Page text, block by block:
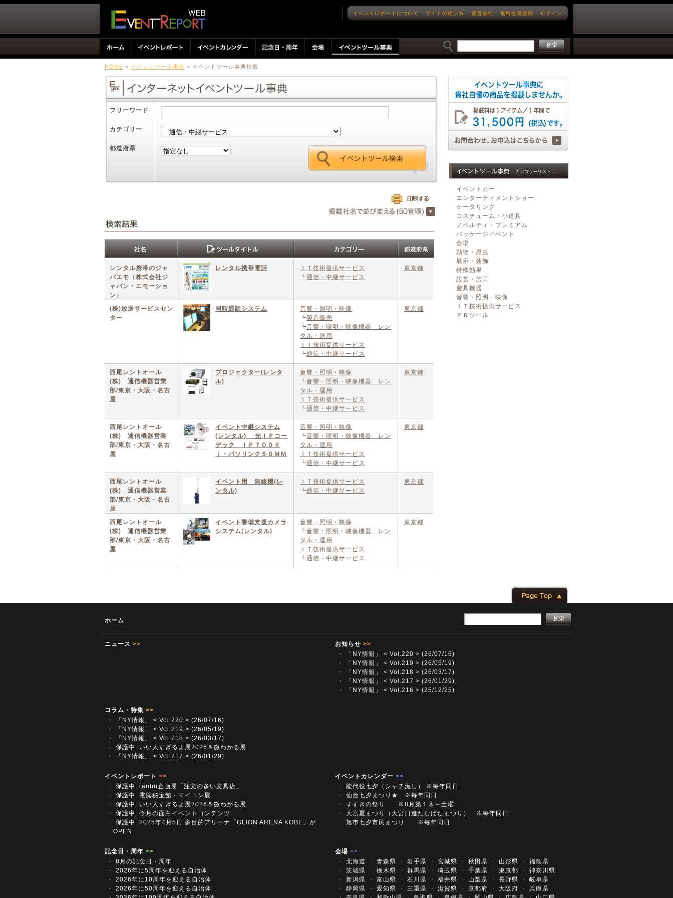
イベントレポートについて サイトの使い方 運営会社 無料会員登録 ログイン
HOME > イベントツール事典 > イベントツール事典検索
フリーワード
カテゴリー
都道府県
レンタル携帯のジャ
パエモ（株式会社ジ
ャパン・エモーショ
ン）
レンタル携帯電話
ＩＴ技術提供サービス
┗通信・中継サービス
東京都
(株)放送サービスセン
ター
同時通訳システム
音響・照明・映像
┗製造販売
┗音響・照明・映像機器 レン
タル・運用
ＩＴ技術提供サービス
┗通信・中継サービス
東京都
西尾レントオール
(株) 通信機器営業
部/東京・大阪・名古
屋
プロジェクター(レンタ
ル)
音響・照明・映像
┗音響・照明・映像機器 レン
タル・運用
ＩＴ技術提供サービス
┗通信・中継サービス
東京都
西尾レントオール
(株) 通信機器営業
部/東京・大阪・名古
屋
イベント中継システム
(レンタル) 光ＩＰコー
デック ＩＰ７００Ⅱ
ｊ・パソリンク５０ＭＭ
音響・照明・映像
┗音響・照明・映像機器 レン
タル・運用
ＩＴ技術提供サービス
┗通信・中継サービス
東京都
西尾レントオール
(株) 通信機器営業
部/東京・大阪・名古
屋
イベント用 無線機(レ
ンタル)
ＩＴ技術提供サービス
┗通信・中継サービス
東京都
西尾レントオール
(株) 通信機器営業
部/東京・大阪・名古
屋
イベント警備支援カメラ
システム(レンタル)
音響・照明・映像
┗音響・照明・映像機器 レン
タル・運用
ＩＴ技術提供サービス
┗通信・中継サービス
東京都
イベントカー
エンターティメントショー
ケータリング
コスチューム・小道具
ノベルティ・プレミアム
パッケージイベント
会場
動物・昆虫
展示・装飾
特殊効果
設営・施工
遊具機器
音響・照明・映像
ＩＴ技術提供サービス
ＰＲツール
ホーム
ニュース >> お知らせ >>
・
「NY情報」 < Vol.220 > (26/07/16)
・
「NY情報」 < Vol.219 > (26/05/19)
・
「NY情報」 < Vol.218 > (26/03/17)
・
「NY情報」 < Vol.217 > (26/01/29)
・
「NY情報」 < Vol.216 > (25/12/25)
コラム・特集 >>
・
「NY情報」 < Vol.220 > (26/07/16)
・
「NY情報」 < Vol.219 > (26/05/19)
・
「NY情報」 < Vol.218 > (26/03/17)
・
保護中: いい人すぎるよ展2026＆微わかる展
・
「NY情報」 < Vol.217 > (26/01/29)
イベントレポート >>
・
保護中: ranbu企画展「注文の多い文具店」
・
保護中: 電脳秘宝館・マイコン展
・
保護中: いい人すぎるよ展2026＆微わかる展
・
保護中: 今月の面白イベントコンテンツ
・
保護中: 2025年4月5日 多目的アリーナ「GLION ARENA KOBE」が
OPEN
イベントカレンダー >>
・
能代役七夕（シャチ流し） ※毎年同日
・
仙台七夕まつり★ ※毎年同日
・
すすきの祭り ※8月第１木～土曜
・
大宮夏まつり（大宮日進たなばたまつり） ※毎年同日
・
旭市七夕市民まつり ※毎年同日
記念日・周年 >>
・
8月の記念日・周年
・
2026年に5周年を迎える自治体
・
2026年に10周年を迎える自治体
・
2026年に50周年を迎える自治体
会場 >>
・
北海道 ・ 青森県 ・ 岩手県 ・ 宮城県 ・ 秋田県 ・ 山形県 ・
福島県
・
茨城県 ・ 栃木県 ・ 群馬県 ・ 埼玉県 ・ 千葉県 ・ 東京都 ・
神奈川県
・
新潟県 ・ 富山県 ・ 石川県 ・ 福井県 ・ 山梨県 ・ 長野県 ・
岐阜県
・
静岡県 ・ 愛知県 ・ 三重県 ・ 滋賀県 ・ 京都府 ・ 大阪府 ・
兵庫県